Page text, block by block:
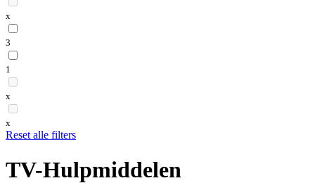
x
3
1
x
x
Reset alle filters
TV-Hulpmiddelen